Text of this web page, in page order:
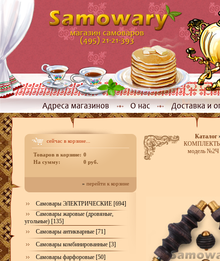
сейчас в корзине...
Товаров в корзине: 0
На сумму:
0 руб.
» перейти к корзине
Самовары ЭЛЕКТРИЧЕСКИЕ [694]
Самовары жаровые (дровяные,
угольные) [135]
Самовары антикварные [71]
Самовары комбинированные [3]
Самовары фарфоровые [50]
Каталог
КОМПЛЕКТЫ
модель №2Ч